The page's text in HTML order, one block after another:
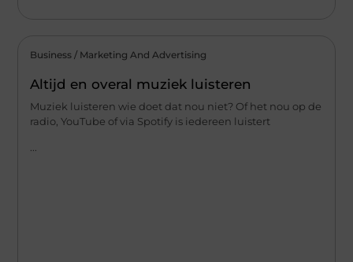
Business / Marketing And Advertising
Altijd en overal muziek luisteren
Muziek luisteren wie doet dat nou niet? Of het nou op de
radio, YouTube of via Spotify is iedereen luistert